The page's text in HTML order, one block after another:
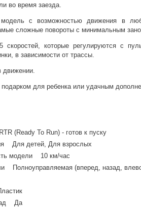
во время заезда.
с возможностью движения в
сложные повороты с минимальным
скоростей, которые регулируются с
в зависимости от трассы.
движении.
для ребенка или удачным
(Ready To Run) - готов к пуску
Для детей, Для взрослых
модели 10 км/час
Полноуправляемая (вперед, назад,
Да